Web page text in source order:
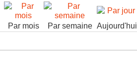
Par mois Par semaine Aujourd'hui